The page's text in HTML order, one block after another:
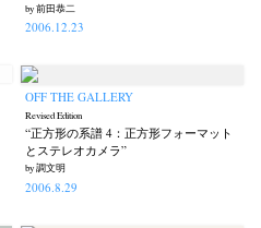
by 前田恭二
2006.12.23
OFF THE GALLERY
Revised Edition
“正方形の系譜 4：正方形フォーマット
とステレオカメラ”
by 調文明
2006.8.29